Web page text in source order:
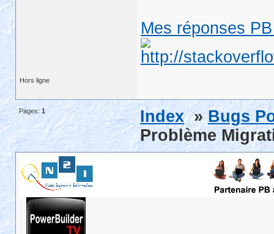
Mes réponses
Hors ligne
Pages: 1 Index »Bugs
Problème